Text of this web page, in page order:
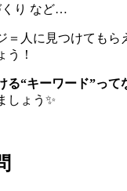
くり など…
＝人に見つけても
う！
る“キーワード”っ
しょう✨